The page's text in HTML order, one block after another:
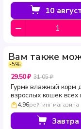
почек Sterilised RENAL
1.5 кг
10
Вам также
-5%
29.50 ₽ 31.05 ₽
Гурмэ влажный корм
взрослых кошек всех
телятиной в соусе
филе Перл Соус Де-
4.96рейтинг магазина
Завтра